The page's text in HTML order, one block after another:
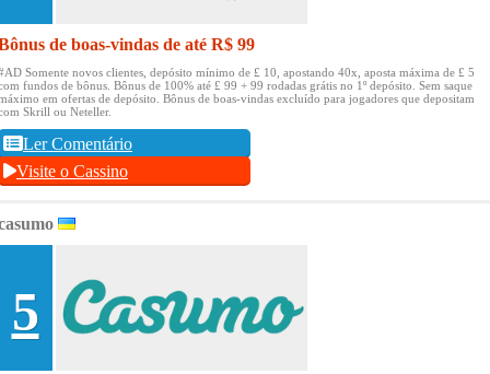
de boas-vindas de até R$ 99
Somente novos clientes, depósito mínimo de £ 10, apostando 40x, aposta máxima de £ 5
fundos de bônus. Bônus de 100% até £ 99 + 99 rodadas grátis no 1º depósito. Sem saque
em ofertas de depósito. Bônus de boas-vindas excluído para jogadores que depositam
Skrill ou Neteller.
Ler Comentário
Visite o Cassino
5